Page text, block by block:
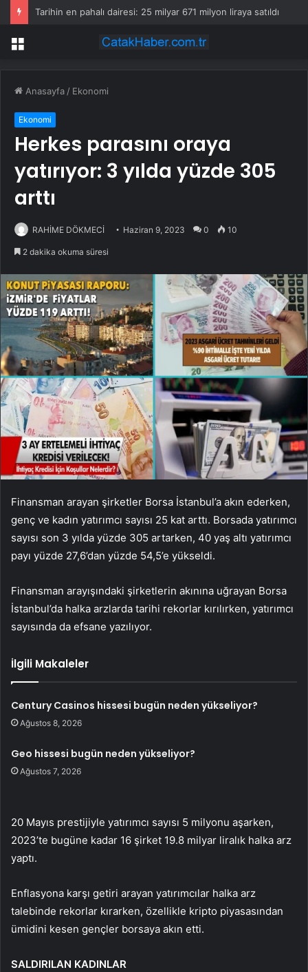
Tarihin en pahalı dairesi: 25 milyar 671 milyon liraya satıldı
Menü
Anasayfa / Ekonomi
Ekonomi
Herkes parasını oraya
yatırıyor: 3 yılda yüzde 305
arttı
RAHİME DÖKMECİ Haziran 9, 2023 0 10
2 dakika okuma süresi
Finansman arayan şirketler Borsa İstanbul’a akın ederken,
genç ve kadın yatırımcı sayısı 25 kat arttı. Borsada yatırımcı
sayısı son 3 yılda yüzde 305 artarken, 40 yaş altı yatırımcı
payı yüzde 27,6’dan yüzde 54,5’e yükseldi.
Finansman arayışındaki şirketlerin akınına uğrayan Borsa
İstanbul’da halka arzlarda tarihi rekorlar kırılırken, yatırımcı
sayısında da efsane yazılıyor.
İlgili Makaleler
Century Casinos hissesi bugün neden yükseliyor?
Ağustos 8, 2026
Geo hissesi bugün neden yükseliyor?
Ağustos 7, 2026
20 Mayıs prestijiyle yatırımcı sayısı 5 milyonu aşarken,
2023’te bugüne kadar 16 şirket 19.8 milyar liralık halka arz
yaptı.
Enflasyona karşı getiri arayan yatırımcılar halka arz
talebinde rekorlar kırarken, özellikle kripto piyasasından
ümidini kesen gençler borsaya akın etti.
SALDIRILAN KADINLAR